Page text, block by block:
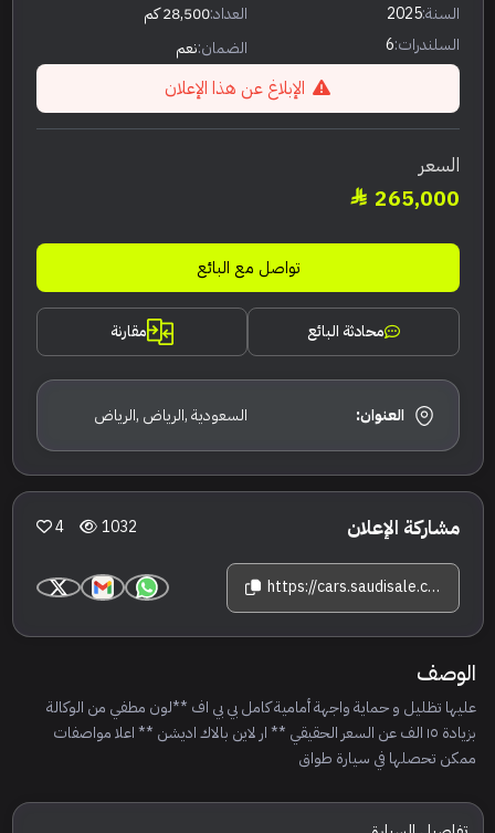
السنة:2025 العداد:28,500 كم
السلندرات:6 الضمان:نعم
الإبلاغ عن هذا الإعلان
السعر
265,000
تواصل مع البائع
محادثة البائع مقارنة
العنوان: السعودية ,الرياض ,الرياض
مشاركة الإعلان 1032
4
https://cars.saudisale.com/listings/6faO6H/2025-%D9%81%D9%88%D9%84%D9%83%D8%B3-%D9%88%D8%A7%D8%AC%D9%86-%D8%B7%D9%88%D8%A7%D8%B1%D9%82-%D8%A3%D8%B1--%D9%84%D8%A7%D9%8A%D9%86
الوصف
عليها تظليل و حماية واجهة أمامية كامل بي بي اف **لون مطفي من الوكالة
بزيادة ١٥ الف عن السعر الحقيقي ** ار لاين بالاك اديشن ** اعلا مواصفات
ممكن تحصلها في سيارة طواق